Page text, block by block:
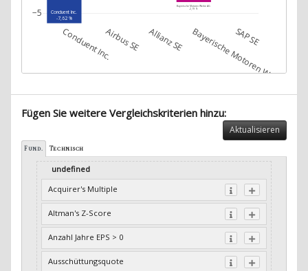
Conduent Inc.
-7,62 %
Bayerische Motoren Werke AG
-2,19 %
Conduent Inc.Airbus SE Allianz SE Bayerische Motoren Werke AG
SAP SE
−5
Fügen Sie weitere Vergleichskriterien hinzu:
Aktualisieren
Fund. Technisch
undefined
Acquirer's Multiple
Altman's Z-Score
Anzahl Jahre EPS > 0
Ausschüttungsquote